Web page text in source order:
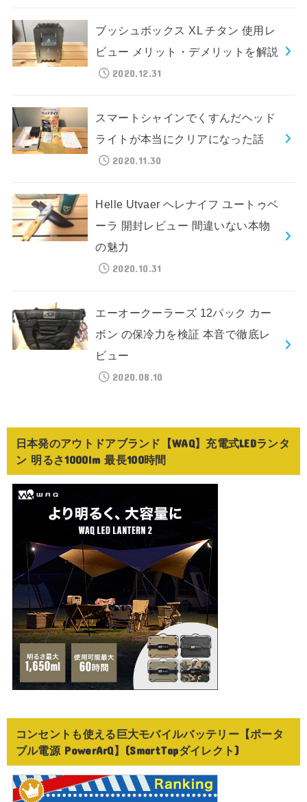
ブッシュボックス XL チタン 使用レ
ビュー メリット・デメリットを解説
2020.12.31
スマートシャインでくすんだヘッド
ライトが本当にクリアになった話
2020.11.30
Helle Utvaer ヘレナイフ ユートゥベ
ーラ 開封レビュー 間違いない本物
の魅力
2020.10.31
エーオークーラーズ 12パック カー
ボン の保冷力を検証 本音で徹底レ
ビュー
2020.08.10
日本発のアウトドアブランド【WAQ】充電式LEDランタ
ン 明るさ1000lm 最長100時間
コンセントも使える巨大モバイルバッテリー【ポータ
ブル電源 PowerArQ】(SmartTapダイレクト)